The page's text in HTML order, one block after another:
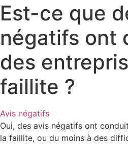
Est-ce que
négatifs ont
des
faillite ?
Avis négatifs
Oui, des avis négatifs ont
la faillite, ou du moins à des